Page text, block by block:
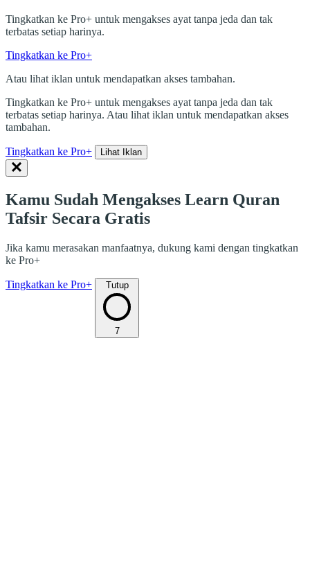
Tingkatkan ke Pro+ untuk mengakses ayat tanpa jeda dan tak
terbatas setiap harinya.
Tingkatkan ke Pro+
Atau lihat iklan untuk mendapatkan akses tambahan.
Tingkatkan ke Pro+ untuk mengakses ayat tanpa jeda dan tak
terbatas setiap harinya. Atau lihat iklan untuk mendapatkan akses
tambahan.
Tingkatkan ke Pro+ Lihat Iklan
Kamu Sudah Mengakses Learn Quran
Tafsir Secara Gratis
Jika kamu merasakan manfaatnya, dukung kami dengan tingkatkan
ke Pro+
Tingkatkan ke Pro+ Tutup
7